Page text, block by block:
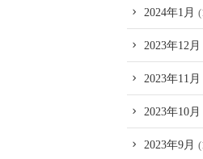
2024年1月
2023年12月
2023年11月
2023年10月
2023年9月